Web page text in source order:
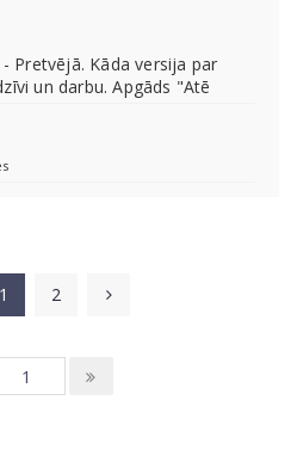
Pretvējā. Kāda versija par
un darbu. Apgāds "Atē
1 2